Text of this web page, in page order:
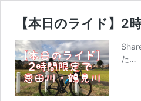
【本日のライド】
た…